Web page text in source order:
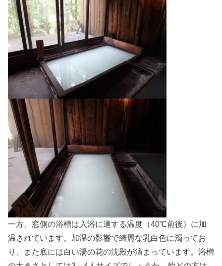
一方、窓側の浴槽は入浴に適する温度（40℃前後）に加
温されています。加温の影響で綺麗な乳白色に濁ってお
り、また底には白い湯の花の沈殿が溜まっています。浴槽